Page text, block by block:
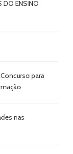
DO ENSINO
para
nas